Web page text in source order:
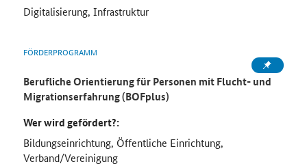
Digitalisierung, Infrastruktur
FÖRDERPROGRAMM
Berufliche Orientierung für Personen mit Flucht- und
Migrationserfahrung (BOFplus)
Wer wird gefördert?:
Bildungseinrichtung, Öffentliche Einrichtung,
Verband/Vereinigung